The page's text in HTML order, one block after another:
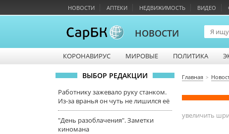
НОВОСТИ АПТЕКИ НЕДВИЖИМОСТЬ ВИДЕО
НОВОСТИ
КОРОНАВИРУС МИРОВЫЕ ПОЛИТИКА
ВЫБОР РЕДАКЦИИ
Работнику зажевало руку станком.
Из-за вранья он чуть не лишился её
"День разоблачения". Заметки
киномана
Главная
увеличить